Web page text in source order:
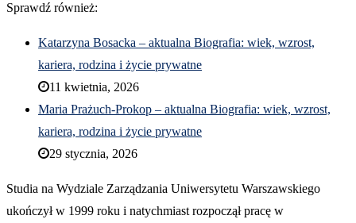
Sprawdź również:
Katarzyna Bosacka – aktualna Biografia: wiek, wzrost,
kariera, rodzina i życie prywatne
11 kwietnia, 2026
Maria Prażuch-Prokop – aktualna Biografia: wiek, wzrost,
kariera, rodzina i życie prywatne
29 stycznia, 2026
Studia na Wydziale Zarządzania Uniwersytetu Warszawskiego
ukończył w 1999 roku i natychmiast rozpoczął pracę w